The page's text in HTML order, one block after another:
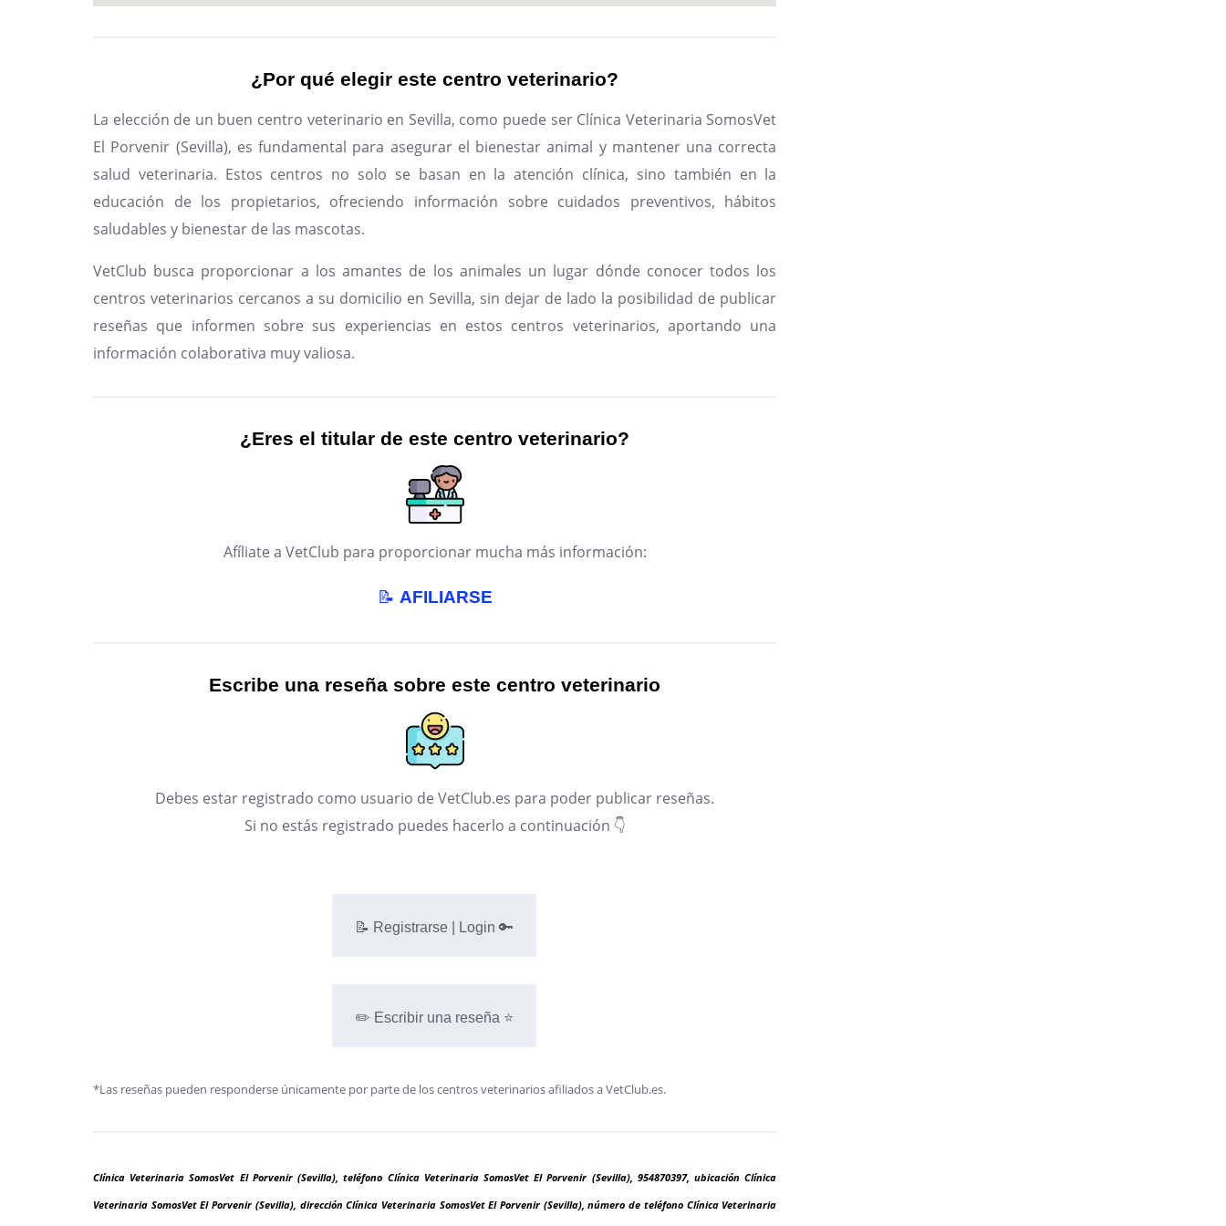
¿Por qué elegir este centro veterinario?
La elección de un buen centro veterinario en Sevilla, como puede ser Clínica Veterinaria SomosVet
El Porvenir (Sevilla), es fundamental para asegurar el bienestar animal y mantener una correcta
salud veterinaria. Estos centros no solo se basan en la atención clínica, sino también en la
educación de los propietarios, ofreciendo información sobre cuidados preventivos, hábitos
saludables y bienestar de las mascotas.
VetClub busca proporcionar a los amantes de los animales un lugar dónde conocer todos los
centros veterinarios cercanos a su domicilio en Sevilla, sin dejar de lado la posibilidad de publicar
reseñas que informen sobre sus experiencias en estos centros veterinarios, aportando una
información colaborativa muy valiosa.
¿Eres el titular de este centro veterinario?
Afíliate a VetClub para proporcionar mucha más información:
📝 AFILIARSE
Escribe una reseña sobre este centro veterinario
Debes estar registrado como usuario de VetClub.es para poder publicar reseñas.
Si no estás registrado puedes hacerlo a continuación 👇
📝 Registrarse | Login 🔑
✏️ Escribir una reseña ⭐
*Las reseñas pueden responderse únicamente por parte de los centros veterinarios afiliados a VetClub.es.
Clínica Veterinaria SomosVet El Porvenir (Sevilla), teléfono Clínica Veterinaria SomosVet El Porvenir (Sevilla), 954870397, ubicación Clínica
Veterinaria SomosVet El Porvenir (Sevilla), dirección Clínica Veterinaria SomosVet El Porvenir (Sevilla), número de teléfono Clínica Veterinaria